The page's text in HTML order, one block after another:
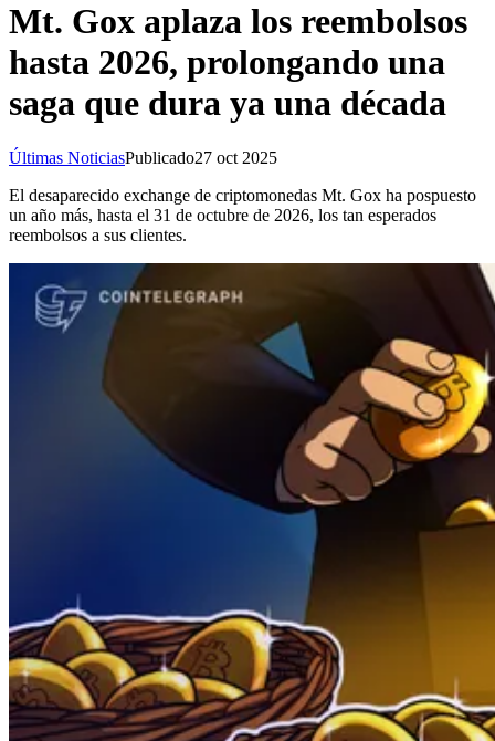
Mt. Gox aplaza los reembolsos
hasta 2026, prolongando una
saga que dura ya una década
Últimas NoticiasPublicado27 oct 2025
El desaparecido exchange de criptomonedas Mt. Gox ha pospuesto
un año más, hasta el 31 de octubre de 2026, los tan esperados
reembolsos a sus clientes.